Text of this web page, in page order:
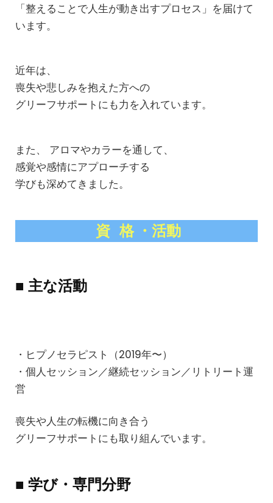
「整えることで人生が動き出すプロセス」を届けて
います。
近年は、
喪失や悲しみを抱えた方への
グリーフサポートにも力を入れています。
また、 アロマやカラーを通して、
感覚や感情にアプローチする
学びも深めてきました。
資 格 ・活動
■ 主な活動
・ヒプノセラピスト（2019年〜）
・個人セッション／継続セッション／リトリート運
営
喪失や人生の転機に向き合う
グリーフサポートにも取り組んでいます。
■ 学び・専門分野